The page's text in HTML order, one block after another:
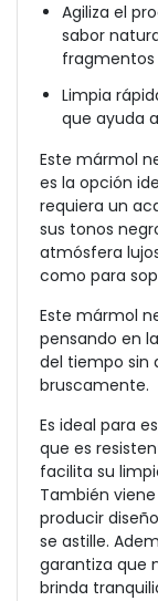
Agiliza el
sabor
fragmentos
Limpia
que ayuda
Este mármol
es la opción
requiera un
sus tonos
atmósfera
como para
Este mármol
pensando en
del tiempo sin
bruscamente.
Es ideal para
que es
facilita su
También
producir
se astille.
garantiza que
brinda